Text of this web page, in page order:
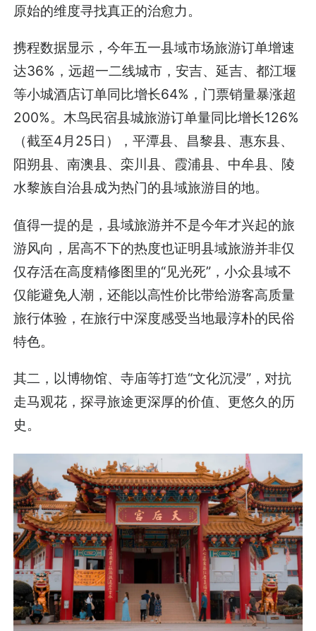
原始的维度寻找真正的治愈力。
携程数据显示，今年五一县域市场旅游订单增速
达36%，远超一二线城市，安吉、延吉、都江堰
等小城酒店订单同比增长64%，门票销量暴涨超
200%。木鸟民宿县城旅游订单量同比增长126%
（截至4月25日），平潭县、昌黎县、惠东县、
阳朔县、南澳县、栾川县、霞浦县、中牟县、陵
水黎族自治县成为热门的县域旅游目的地。
值得一提的是，县域旅游并不是今年才兴起的旅
游风向，居高不下的热度也证明县域旅游并非仅
仅存活在高度精修图里的“见光死”，小众县域不
仅能避免人潮，还能以高性价比带给游客高质量
旅行体验，在旅行中深度感受当地最淳朴的民俗
特色。
其二，以博物馆、寺庙等打造“文化沉浸”，对抗
走马观花，探寻旅途更深厚的价值、更悠久的历
史。